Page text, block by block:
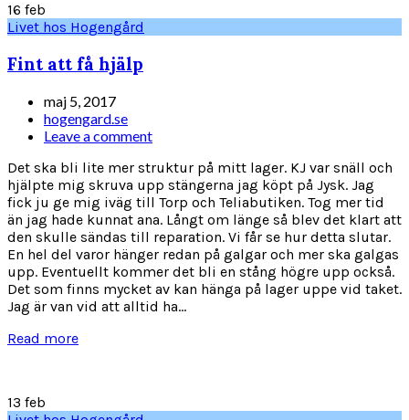
16 feb
Livet hos Hogengård
Fint att få hjälp
maj 5, 2017
hogengard.se
Leave a comment
Det ska bli lite mer struktur på mitt lager. KJ var snäll och
hjälpte mig skruva upp stängerna jag köpt på Jysk. Jag
fick ju ge mig iväg till Torp och Teliabutiken. Tog mer tid
än jag hade kunnat ana. Långt om länge så blev det klart att
den skulle sändas till reparation. Vi får se hur detta slutar.
En hel del varor hänger redan på galgar och mer ska galgas
upp. Eventuellt kommer det bli en stång högre upp också.
Det som finns mycket av kan hänga på lager uppe vid taket.
Jag är van vid att alltid ha...
Read more
13 feb